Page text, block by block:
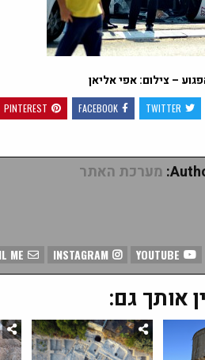
– צילום: אפי אליאן
TWITTER
FACEBOOK
PINTEREST
מערכת האתר
INSTAGRAM
אותך גם: